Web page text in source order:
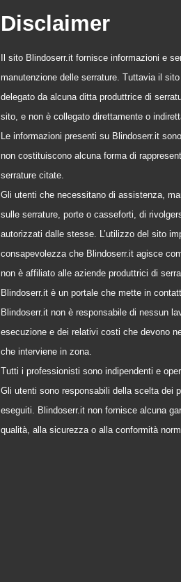
Disclaimer
Il sito Blindoserr.it fornisce informazioni e
manutenzione delle serrature. Tuttavia il
delegato da alcuna ditta produttrice di
sito, e non è collegato direttamente o
Le informazioni presenti su Blindoserr.it
non costituiscono alcuna forma di
serrature citate.
Gli utenti che necessitano di assistenza,
sulle serrature, porte o casseforti, di
autorizzati dalle stesse. L’utilizzo del sito
consapevolezza che Blindoserr.it agisce
non è affiliato alle aziende produttrici di
Blindoserr.it è un portale che mette in
Blindoserr.it non è responsabile di nessun
esecuzione e dei relativi costi che devono
che interviene in zona.
Tutti i professionisti sono indipendenti e
Gli utenti sono responsabili della scelta dei
eseguiti. Blindoserr.it non fornisce alcuna
qualità, alla sicurezza o alla conformità